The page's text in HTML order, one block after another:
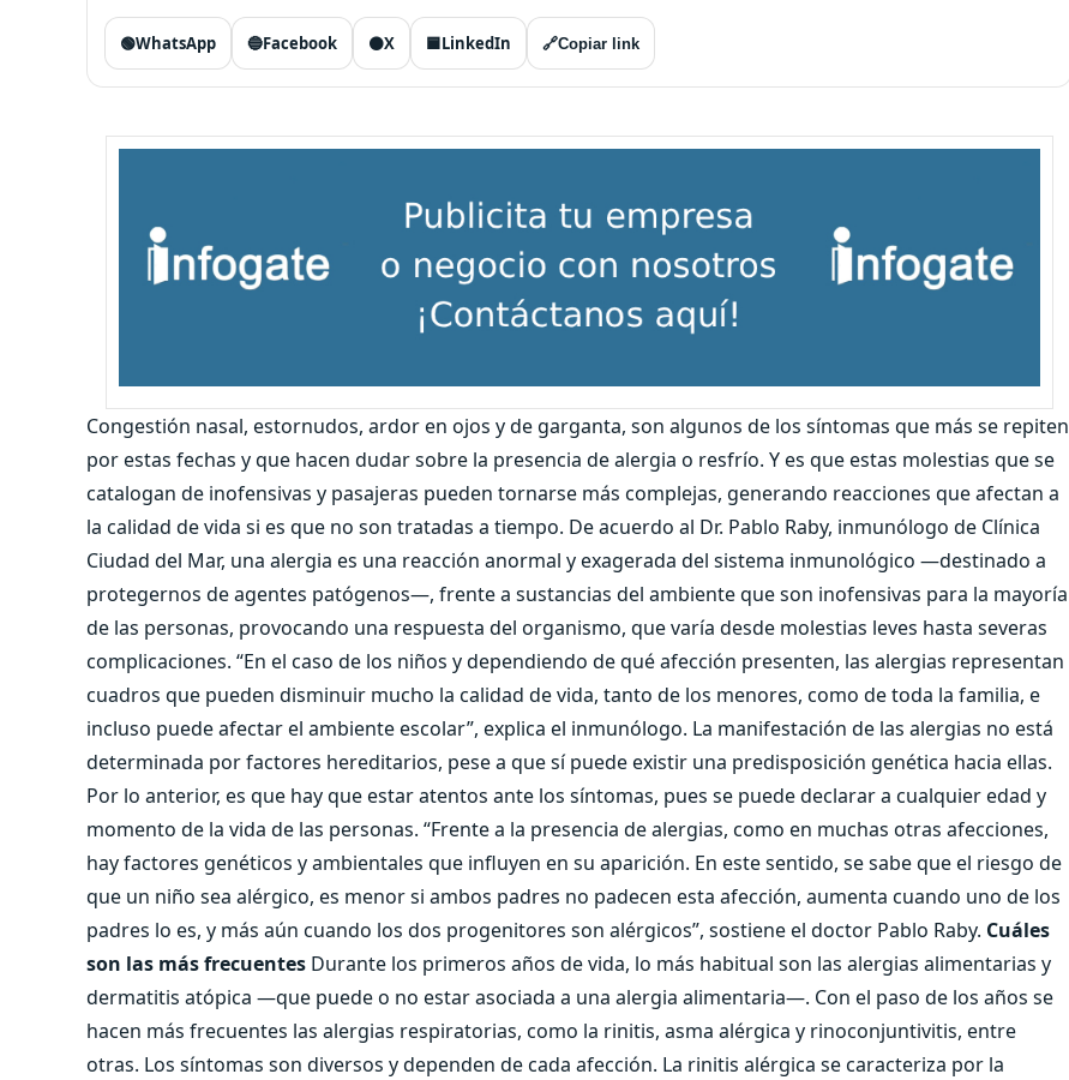
🟢WhatsApp 🔵Facebook ⚫X 🟦LinkedIn 🔗Copiar link
Congestión nasal, estornudos, ardor en ojos y de garganta, son algunos de los síntomas que más se repiten
por estas fechas y que hacen dudar sobre la presencia de alergia o resfrío. Y es que estas molestias que se
catalogan de inofensivas y pasajeras pueden tornarse más complejas, generando reacciones que afectan a
la calidad de vida si es que no son tratadas a tiempo. De acuerdo al Dr. Pablo Raby, inmunólogo de Clínica
Ciudad del Mar, una alergia es una reacción anormal y exagerada del sistema inmunológico ―destinado a
protegernos de agentes patógenos―, frente a sustancias del ambiente que son inofensivas para la mayoría
de las personas, provocando una respuesta del organismo, que varía desde molestias leves hasta severas
complicaciones. “En el caso de los niños y dependiendo de qué afección presenten, las alergias representan
cuadros que pueden disminuir mucho la calidad de vida, tanto de los menores, como de toda la familia, e
incluso puede afectar el ambiente escolar”, explica el inmunólogo. La manifestación de las alergias no está
determinada por factores hereditarios, pese a que sí puede existir una predisposición genética hacia ellas.
Por lo anterior, es que hay que estar atentos ante los síntomas, pues se puede declarar a cualquier edad y
momento de la vida de las personas. “Frente a la presencia de alergias, como en muchas otras afecciones,
hay factores genéticos y ambientales que influyen en su aparición. En este sentido, se sabe que el riesgo de
que un niño sea alérgico, es menor si ambos padres no padecen esta afección, aumenta cuando uno de los
padres lo es, y más aún cuando los dos progenitores son alérgicos”, sostiene el doctor Pablo Raby. Cuáles
son las más frecuentes Durante los primeros años de vida, lo más habitual son las alergias alimentarias y
dermatitis atópica ―que puede o no estar asociada a una alergia alimentaria―. Con el paso de los años se
hacen más frecuentes las alergias respiratorias, como la rinitis, asma alérgica y rinoconjuntivitis, entre
otras. Los síntomas son diversos y dependen de cada afección. La rinitis alérgica se caracteriza por la